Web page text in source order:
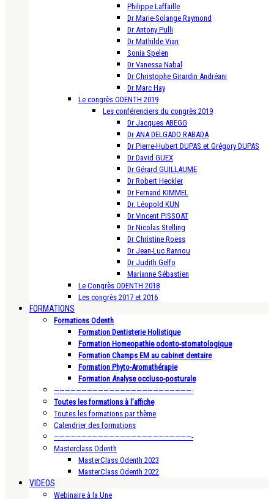
Philippe Laffaille
Dr Marie-Solange Raymond
Dr Antony Pulli
Dr Mathilde Vian
Sonia Spelen
Dr Vanessa Nabal
Dr Christophe Girardin Andréani
Dr Marc Hay
Le congrès ODENTH 2019
Les conférenciers du congrès 2019
Dr Jacques ABEGG
Dr ANA DELGADO RABADA
Dr Pierre-Hubert DUPAS et Grégory DUPAS
Dr David GUEX
Dr Gérard GUILLAUME
Dr Robert Heckler
Dr Fernand KIMMEL
Dr. Léopold KUN
Dr Vincent PISSOAT
Dr Nicolas Stelling
Dr Christine Roess
Dr Jean-Luc Rannou
Dr Judith Gelfo
Marianne Sébastien
Le Congrès ODENTH 2018
Les congrès 2017 et 2016
FORMATIONS
Formations Odenth
Formation Dentisterie Holistique
Formation Homeopathie odonto-stomatologique
Formation Champs EM au cabinet dentaire
Formation Phyto-Aromathérapie
Formation Analyse occluso-posturale
—————————————————————————-
Toutes les formations à l’affiche
Toutes les formations par thème
Calendrier des formations
—————————————————————————-
Masterclass Odenth
MasterClass Odenth 2023
MasterClass Odenth 2022
VIDEOS
Webinaire à la Une